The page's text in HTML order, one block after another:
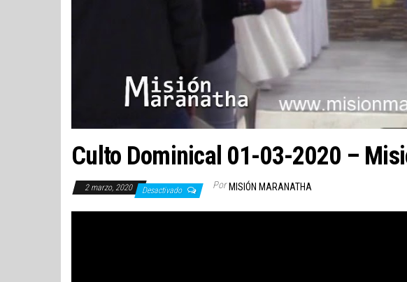
Culto Dominical 01-03-2020 –
2 marzo, 2020 Desactivado Por MISIÓN MARANATHA